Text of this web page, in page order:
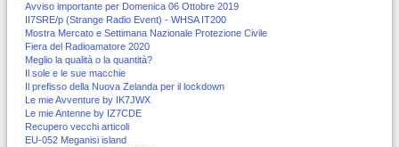
Avviso importante per Domenica 06 Ottobre 2019
II7SRE/p (Strange Radio Event) - WHSA IT200
Mostra Mercato e Settimana Nazionale Protezione Civile
Fiera del Radioamatore 2020
Meglio la qualità o la quantità?
Il sole e le sue macchie
Il prefisso della Nuova Zelanda per il lockdown
Le mie Avventure by IK7JWX
Le mie Antenne by IZ7CDE
Recupero vecchi articoli
EU-052 Meganisi island